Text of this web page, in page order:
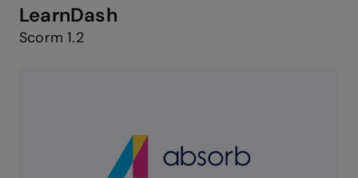
LearnDash
Scorm 1.2